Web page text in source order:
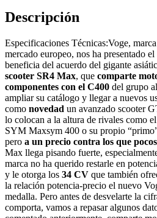
Descripción
Especificaciones Técnicas:Voge,
mercado europeo, nos ha presentado
beneficia del acuerdo del gigante
scooter SR4 Max, que comparte
componentes con el C400 del grupo
ampliar su catálogo y llegar a nuevos
como novedad un avanzado scooter
lo colocan a la altura de rivales como
SYM Maxsym 400 o su propio
pero a un precio contra los que
Max llega pisando fuerte,
marca no ha querido restarle en
y le otorga los 34 CV que también
la relación potencia-precio el nuevo
medalla. Pero antes de desvelarte la
comporta, vamos a repasar algunos